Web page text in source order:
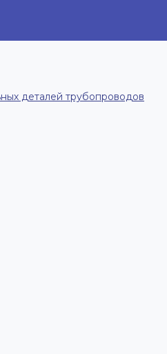
деталей трубопроводов